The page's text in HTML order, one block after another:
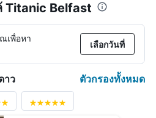
Titanic Belfast
เพื่อหา
เลือกวันที่
าว ตัวกรองทั้งหมด